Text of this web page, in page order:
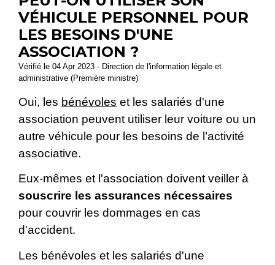
VÉHICULE PERSONNEL POUR
LES BESOINS D'UNE
ASSOCIATION ?
Vérifié le 04 Apr 2023 - Direction de l'information légale et
administrative (Première ministre)
Oui, les bénévoles et les salariés d'une
association peuvent utiliser leur voiture ou un
autre véhicule pour les besoins de l’activité
associative.
Eux-mêmes et l'association doivent veiller à
souscrire les assurances nécessaires
pour couvrir les dommages en cas
d'accident.
Les bénévoles et les salariés d'une